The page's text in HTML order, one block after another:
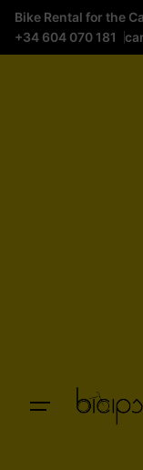
Bike Rental for the
+34 604 070 181